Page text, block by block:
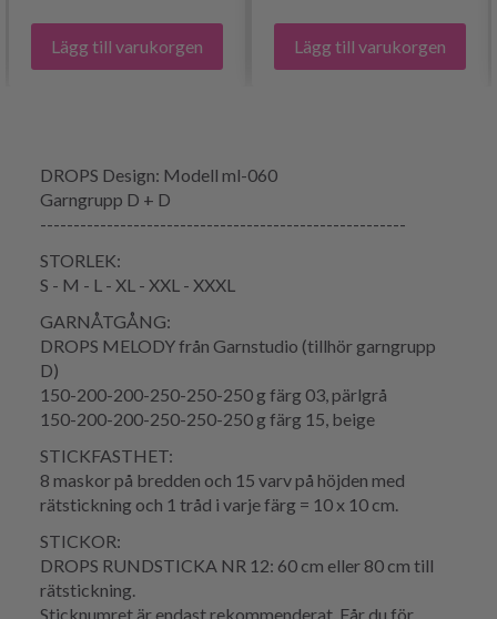
Lägg till varukorgen Lägg till varukorgen
DROPS Design: Modell ml-060
Garngrupp D + D
-------------------------------------------------------
STORLEK:
S - M - L - XL - XXL - XXXL
GARNÅTGÅNG:
DROPS MELODY från Garnstudio (tillhör garngrupp
D)
150-200-200-250-250-250 g färg 03, pärlgrå
150-200-200-250-250-250 g färg 15, beige
STICKFASTHET:
8 maskor på bredden och 15 varv på höjden med
rätstickning och 1 tråd i varje färg = 10 x 10 cm.
STICKOR:
DROPS RUNDSTICKA NR 12: 60 cm eller 80 cm till
rätstickning.
Sticknumret är endast rekommenderat. Får du för